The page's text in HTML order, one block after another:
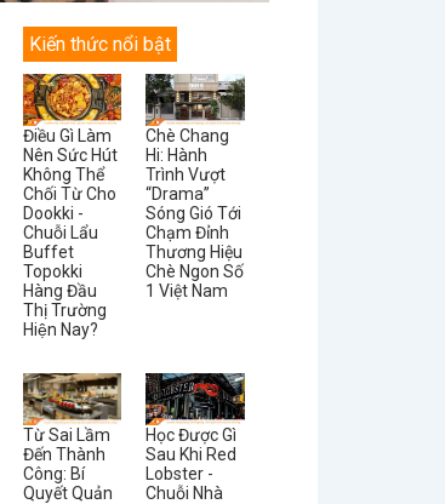
Kiến thức nổi bật
Điều Gì Làm
Nên Sức Hút
Không Thể
Chối Từ Cho
Dookki -
Chuỗi Lẩu
Buffet
Topokki
Hàng Đầu
Thị Trường
Hiện Nay?
Chè Chang
Hi: Hành
Trình Vượt
“Drama”
Sóng Gió Tới
Chạm Đỉnh
Thương Hiệu
Chè Ngon Số
1 Việt Nam
Từ Sai Lầm
Đến Thành
Công: Bí
Quyết Quản
Học Được Gì
Sau Khi Red
Lobster -
Chuỗi Nhà